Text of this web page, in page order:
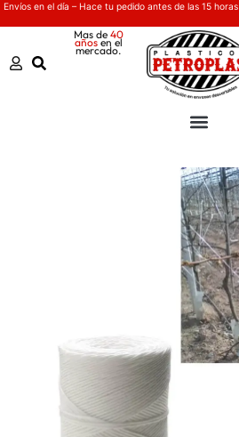
Envíos en el día – Hace tu pedido antes de las 15 horas
Mas de 40
añosen el
mercado.